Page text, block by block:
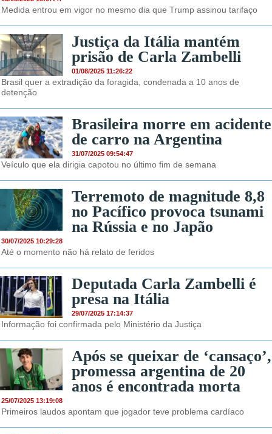
Medida entrou em vigor no mesmo dia que Trump assinou tarifaço
Justiça da Itália mantém
prisão de Carla Zambelli
01/08/2025 11:26:22
Brasil quer a extradição da foragida, condenada a 10 anos de
detenção
Brasileira morre em acidente
de carro na Argentina
31/07/2025 09:54:47
Veículo que ela dirigia capotou no último fim de semana
Terremoto de magnitude 8,8
no Pacífico provoca tsunami
na Rússia e no Japão
30/07/2025 10:29:28
Até o momento não há relato de feridos
Deputada Carla Zambelli é
presa na Itália
29/07/2025 17:14:37
Informação foi confirmada pelo Ministério da Justiça
Após se queixar de ‘cansaço’,
promessa argentina de 20
anos é encontrada morta
25/07/2025 13:19:08
Primeiros laudos apontam que jogador teve problema cardíaco